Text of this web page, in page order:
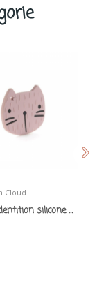
Cloud
Jouet de dentition silicone Pippa le Chat mauve...